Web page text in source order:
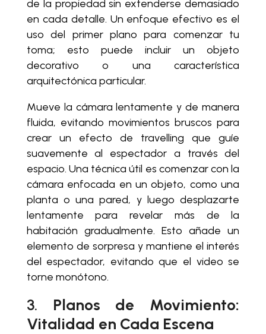
de la propiedad sin extenderse demasiado
en cada detalle. Un enfoque efectivo es el
uso del primer plano para comenzar tu
toma; esto puede incluir un objeto
decorativo o una característica
arquitectónica particular.
Mueve la cámara lentamente y de manera
fluida, evitando movimientos bruscos para
crear un efecto de travelling que guíe
suavemente al espectador a través del
espacio. Una técnica útil es comenzar con la
cámara enfocada en un objeto, como una
planta o una pared, y luego desplazarte
lentamente para revelar más de la
habitación gradualmente. Esto añade un
elemento de sorpresa y mantiene el interés
del espectador, evitando que el video se
torne monótono.
3. Planos de Movimiento:
Vitalidad en Cada Escena